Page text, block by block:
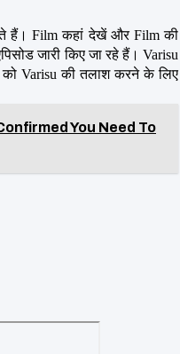
हैं। Film कहां देखें और Film की
जारी किए जा रहे हैं। Varisu
Varisu की तलाश करने के लिए
You Need To